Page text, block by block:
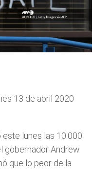
13 de abril 2020
este lunes las 10.000
gobernador Andrew
que lo peor de la